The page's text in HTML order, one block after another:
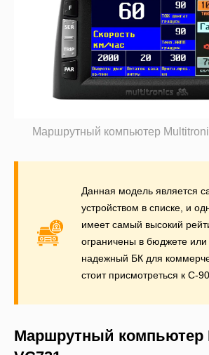
Маршрутный компьютер
Данная модель является
устройством в списке, и
имеет самый высокий
ограничены в бюджете
надежный БК для
стоит присмотреться к C-
Маршрутный компьютер